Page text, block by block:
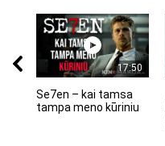
17:50
Se7en – kai tamsa
tampa meno kūriniu